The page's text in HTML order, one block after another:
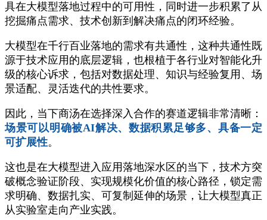
具在大模型落地过程中的可用性，同时进一步积累了从
挖掘痛点需求、技术创新到解决痛点的闭环经验。
大模型在千行百业落地的需求有共通性，这种共通性既
源于技术应用的底层逻辑，也根植于各行业对智能化升
级的核心诉求，包括对数据处理、知识与经验复用、场
景适配、灵活迭代的共性要求。
因此，当下商汤在选择深入合作的赛道逻辑非常清晰：
场景可以明确被AI解决、数据积累足够多、具备一定
可扩展性。
这也是在大模型进入应用落地深水区的当下，技术方突
破概念验证阶段、实现规模化价值的核心路径，锁定需
求明确、数据扎实、可复制延伸的场景，让大模型真正
从实验室走向产业实践。